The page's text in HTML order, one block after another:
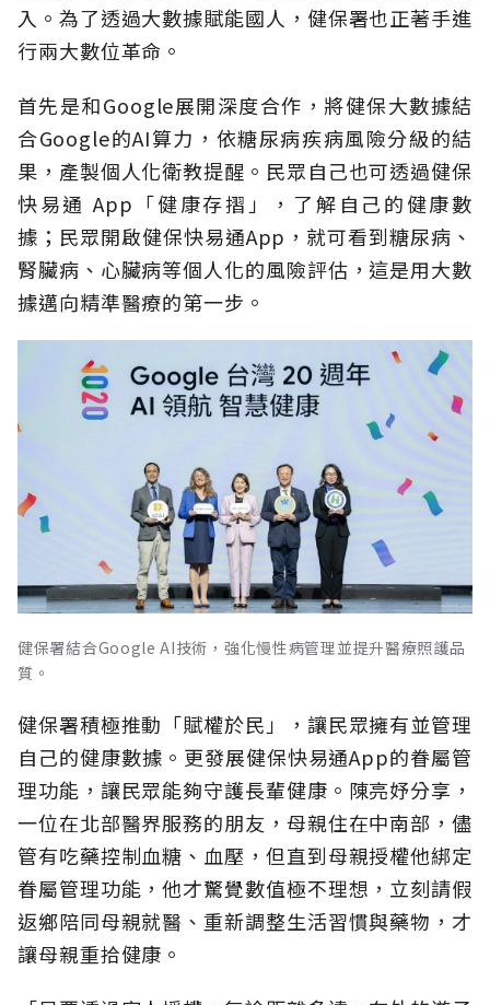
入。為了透過大數據賦能國人，健保署也正著手進
行兩大數位革命。
首先是和Google展開深度合作，將健保大數據結
合Google的AI算力，依糖尿病疾病風險分級的結
果，產製個人化衛教提醒。民眾自己也可透過健保
快易通 App「健康存摺」，了解自己的健康數
據；民眾開啟健保快易通App，就可看到糖尿病、
腎臟病、心臟病等個人化的風險評估，這是用大數
據邁向精準醫療的第一步。
健保署結合Google AI技術，強化慢性病管理並提升醫療照護品
質。
健保署積極推動「賦權於民」，讓民眾擁有並管理
自己的健康數據。更發展健保快易通App的眷屬管
理功能，讓民眾能夠守護長輩健康。陳亮妤分享，
一位在北部醫界服務的朋友，母親住在中南部，儘
管有吃藥控制血糖、血壓，但直到母親授權他綁定
眷屬管理功能，他才驚覺數值極不理想，立刻請假
返鄉陪同母親就醫、重新調整生活習慣與藥物，才
讓母親重拾健康。